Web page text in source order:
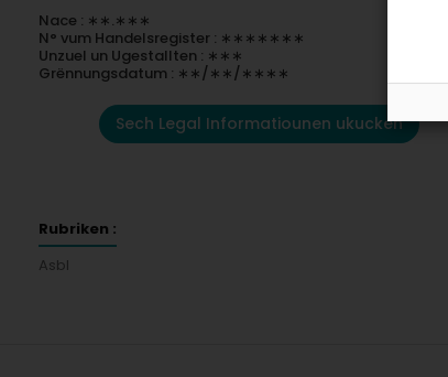
Nace : ∗∗.∗∗∗
N° vum Handelsregister : ∗∗∗∗∗∗∗
Unzuel un Ugestallten : ∗∗∗
Grënnungsdatum : ∗∗/∗∗/∗∗∗∗
Sech Legal Informatiounen ukucken
Rubriken :
Asbl